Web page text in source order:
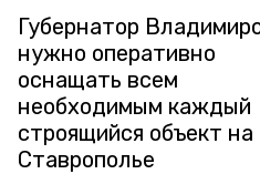
Губернатор
нужно оперативно
оснащать всем
необходимым каждый
строящийся объект на
Ставрополье